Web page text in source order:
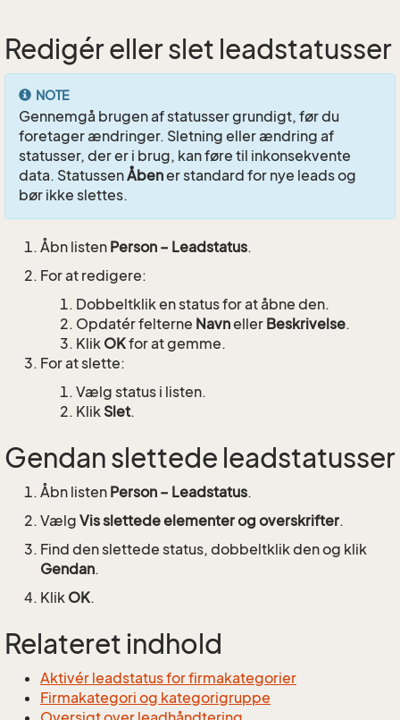
Redigér eller slet leadstatusser
NOTE
Gennemgå brugen af statusser grundigt, før du
foretager ændringer. Sletning eller ændring af
statusser, der er i brug, kan føre til inkonsekvente
data. StatussenÅbener standard for nye leads og
bør ikke slettes.
Åbn listen Person – Leadstatus.
For at redigere:
Dobbeltklik en status for at åbne den.
Opdatér felterne Navneller Beskrivelse.
Klik OKfor at gemme.
For at slette:
Vælg status i listen.
Klik Slet.
Gendan slettede leadstatusser
Åbn listen Person – Leadstatus.
Vælg Vis slettede elementer og overskrifter.
Find den slettede status, dobbeltklik den og klik
Gendan.
Klik OK.
Relateret indhold
Aktivér leadstatus for firmakategorier
Firmakategori og kategorigruppe